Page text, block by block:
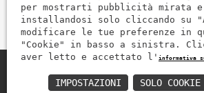
Zem Marmi P.I. 03463990246
per mostrarti pubblicità
installandosi solo cliccando su
modificare le tue preferenze in
"Cookie" in basso a sinistra.
aver letto e accettato l' informativa
SOLO
IMPOSTAZIONI